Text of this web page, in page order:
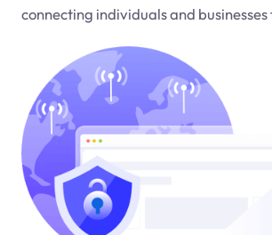
connecting individuals and